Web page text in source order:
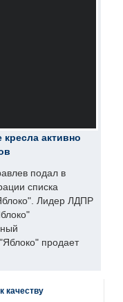
активно
подал в
списка
Лидер ЛДПР
продает
качеству